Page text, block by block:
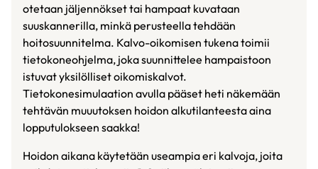
otetaan jäljennökset tai hampaat kuvataan
suuskannerilla, minkä perusteella tehdään
hoitosuunnitelma. Kalvo-oikomisen tukena toimii
tietokoneohjelma, joka suunnittelee hampaistoon
istuvat yksilölliset oikomiskalvot.
Tietokonesimulaation avulla pääset heti näkemään
tehtävän muuutoksen hoidon alkutilanteesta aina
lopputulokseen saakka!
Hoidon aikana käytetään useampia eri kalvoja, joita